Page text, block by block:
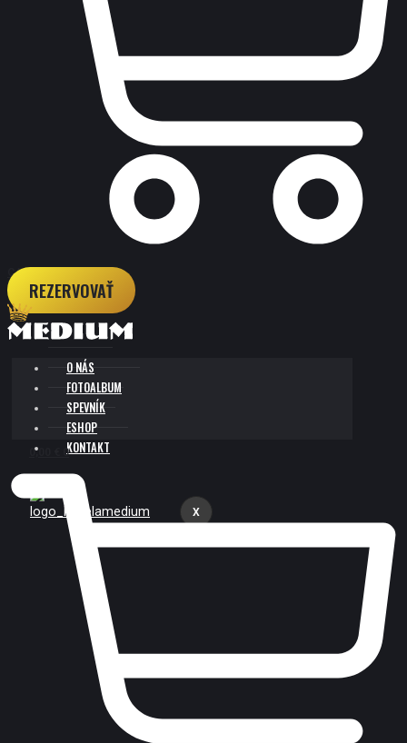
CART
REZERVOVAŤ
O NÁS
FOTOALBUM
SPEVNÍK
ESHOP
KONTAKT
X
0,00 0